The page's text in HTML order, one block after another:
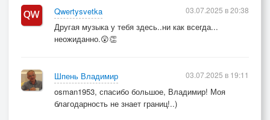
Qwertysvetka
Другая музыка у тебя здесь..ни как всегда...
неожиданно.😲👏
03.07.2025 в 20:38
Шпень Владимир
osman1953, спасибо большое, Владимир! Моя
благодарность не знает границ!..)
03.07.2025 в 19:11